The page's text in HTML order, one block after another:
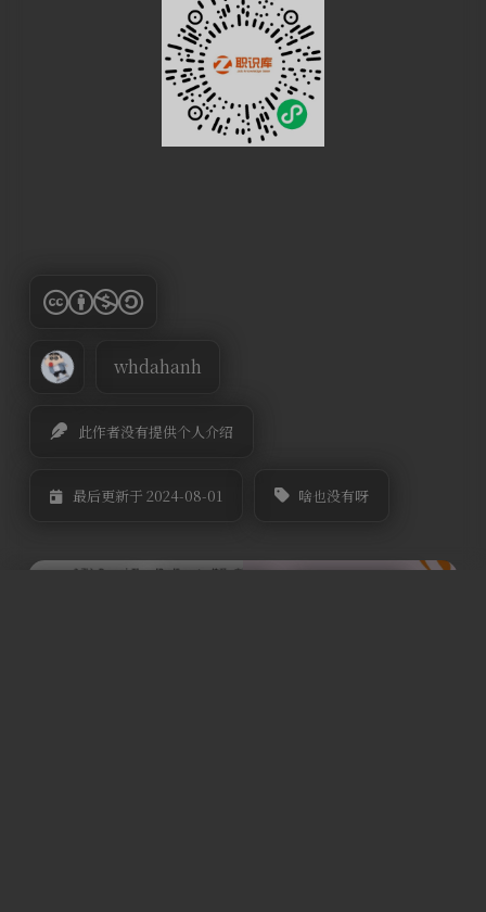
whdahanh
此作者没有提供个人介绍
最后更新于 2024-08-01 啥也没有呀